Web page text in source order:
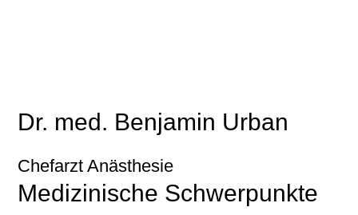
Dr. med. Benjamin Urban
Chefarzt Anästhesie
Medizinische Schwerpunkte